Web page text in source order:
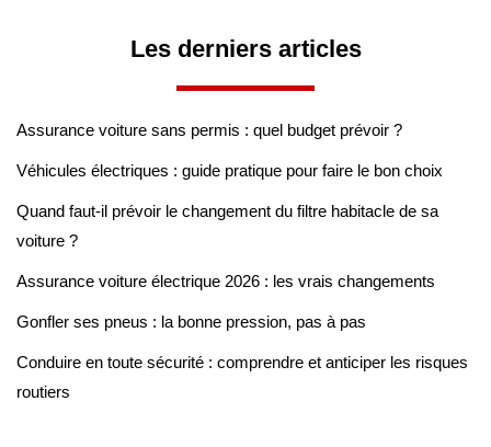
Les derniers articles
Assurance voiture sans permis : quel budget prévoir ?
Véhicules électriques : guide pratique pour faire le bon choix
Quand faut-il prévoir le changement du filtre habitacle de sa
voiture ?
Assurance voiture électrique 2026 : les vrais changements
Gonfler ses pneus : la bonne pression, pas à pas
Conduire en toute sécurité : comprendre et anticiper les risques
routiers